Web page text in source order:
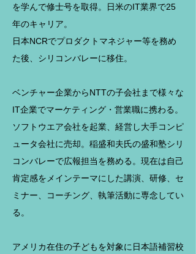
を学んで修士号を取得。日米のIT業界で25
年のキャリア。
日本NCRでプロダクトマネジャー等を務め
た後、シリコンバレーに移住。
ベンチャー企業からNTTの子会社まで様々な
IT企業でマーケティング・営業職に携わる。
ソフトウエア会社を起業、経営し大手コンピ
ュータ会社に売却。稲盛和夫氏の盛和塾シリ
コンバレーで広報担当を務める。現在は自己
肯定感をメインテーマにした講演、研修、セ
ミナー、コーチング、執筆活動に専念してい
る。
アメリカ在住の子どもを対象に日本語補習校